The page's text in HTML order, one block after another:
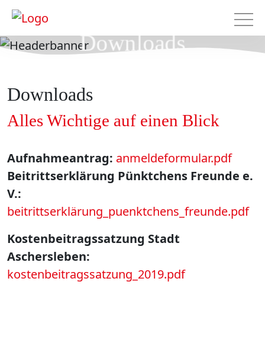
Downloads
Downloads
Alles Wichtige auf einen Blick
Aufnahmeantrag: anmeldeformular.pdf
Beitrittserklärung Pünktchens Freunde e.
V.:
beitrittserklärung_puenktchens_freunde.pdf
Kostenbeitragssatzung Stadt
Aschersleben:
kostenbeitragssatzung_2019.pdf